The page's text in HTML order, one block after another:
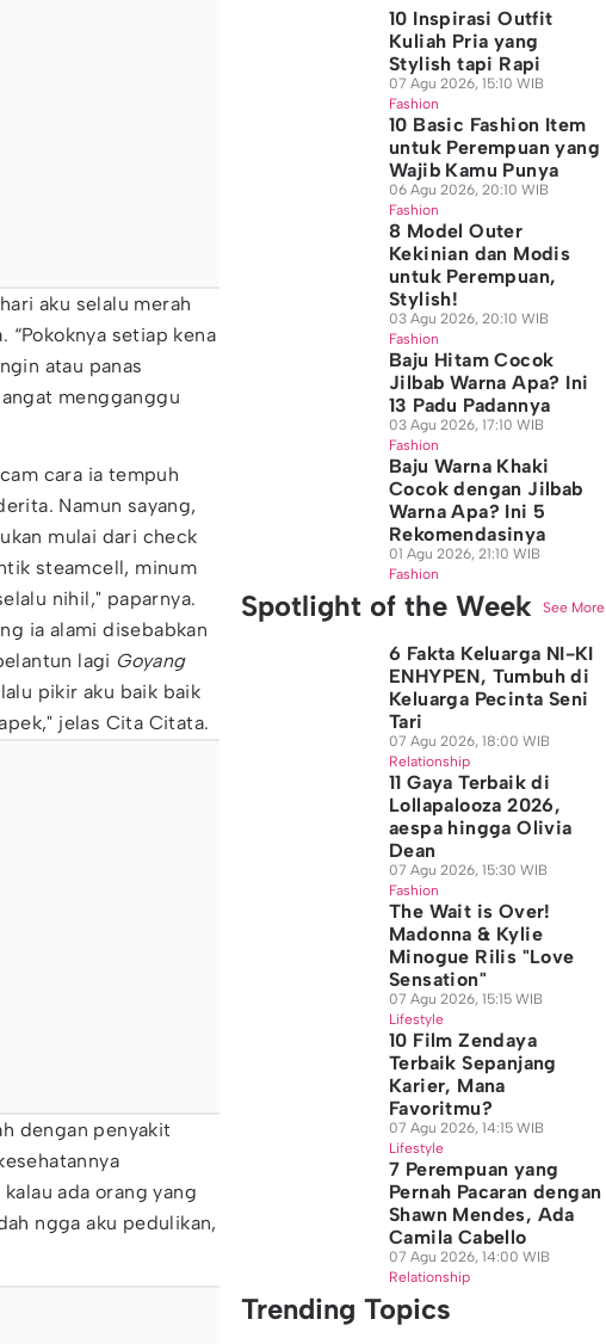
aku selalu merah
“Pokoknya setiap kena
atau panas
mengganggu
cara ia tempuh
Namun sayang,
mulai dari check
steamcell, minum
nihil," paparnya.
ia alami disebabkan
lagi Goyang
pikir aku baik baik
jelas Cita Citata.
dengan penyakit
ada orang yang
ngga aku pedulikan,
10 Inspirasi Outfit
Kuliah Pria yang
Stylish tapi Rapi
07 Agu 2026, 15:10 WIB
Fashion
10 Basic Fashion Item
untuk Perempuan yang
Wajib Kamu Punya
06 Agu 2026, 20:10 WIB
Fashion
8 Model Outer
Kekinian dan Modis
untuk Perempuan,
Stylish!
03 Agu 2026, 20:10 WIB
Fashion
Baju Hitam Cocok
Jilbab Warna Apa? Ini
13 Padu Padannya
03 Agu 2026, 17:10 WIB
Fashion
Baju Warna Khaki
Cocok dengan Jilbab
Warna Apa? Ini 5
Rekomendasinya
01 Agu 2026, 21:10 WIB
Fashion
Spotlight of the Week See More
6 Fakta Keluarga NI-KI
ENHYPEN, Tumbuh di
Keluarga Pecinta Seni
Tari
07 Agu 2026, 18:00 WIB
Relationship
11 Gaya Terbaik di
Lollapalooza 2026,
aespa hingga Olivia
Dean
07 Agu 2026, 15:30 WIB
Fashion
The Wait is Over!
Madonna & Kylie
Minogue Rilis "Love
Sensation"
07 Agu 2026, 15:15 WIB
Lifestyle
10 Film Zendaya
Terbaik Sepanjang
Karier, Mana
Favoritmu?
07 Agu 2026, 14:15 WIB
Lifestyle
7 Perempuan yang
Pernah Pacaran dengan
Shawn Mendes, Ada
Camila Cabello
07 Agu 2026, 14:00 WIB
Relationship
Trending Topics